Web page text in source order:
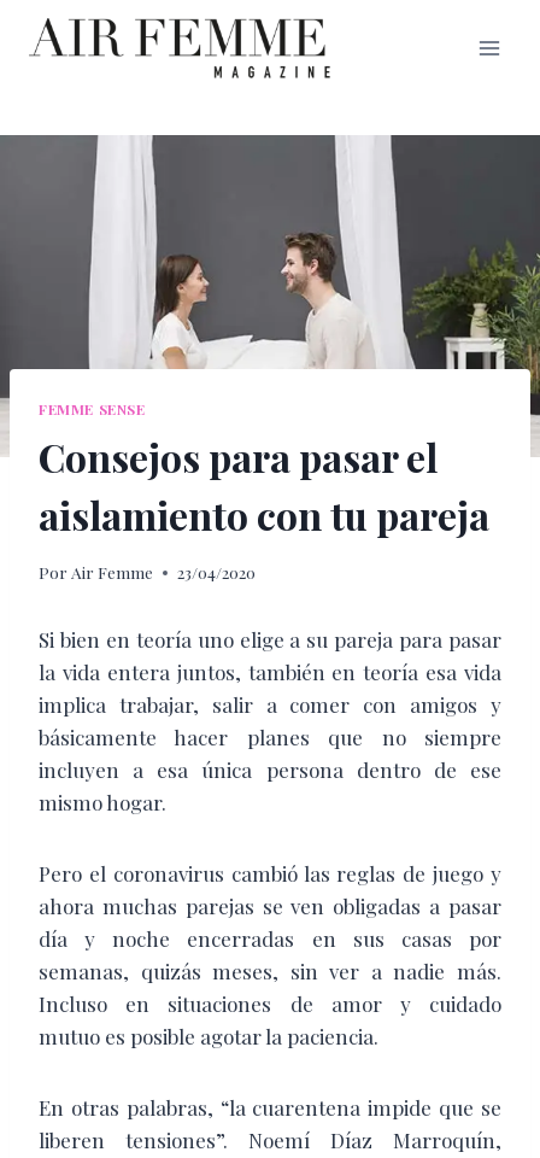
Saltar
FEMME SENSE
Consejos para pasar el
aislamiento con tu pareja
Por Air Femme 23/04/2020
Si bien en teoría uno elige a su pareja para pasar
la vida entera juntos, también en teoría esa vida
implica trabajar, salir a comer con amigos y
básicamente hacer planes que no siempre
incluyen a esa única persona dentro de ese
mismo hogar.
Pero el coronavirus cambió las reglas de juego y
ahora muchas parejas se ven obligadas a pasar
día y noche encerradas en sus casas por
semanas, quizás meses, sin ver a nadie más.
Incluso en situaciones de amor y cuidado
mutuo es posible agotar la paciencia.
En otras palabras, “la cuarentena impide que se
liberen tensiones”. Noemí Díaz Marroquín,